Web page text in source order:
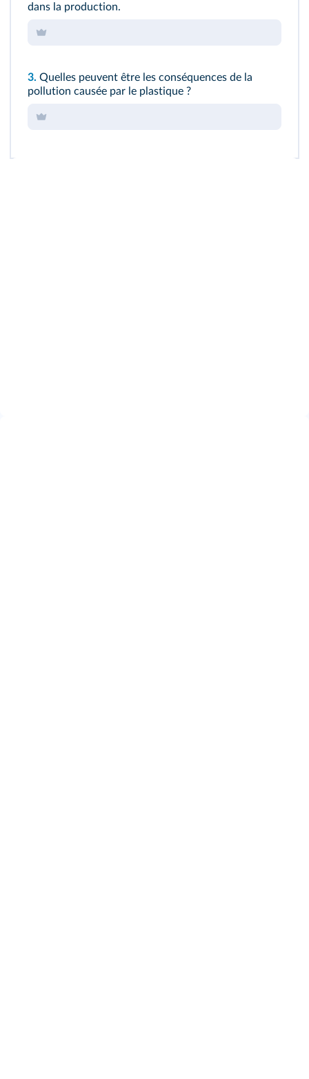
dans la production.
3. Quelles peuvent être les conséquences de la
pollution causée par le plastique ?